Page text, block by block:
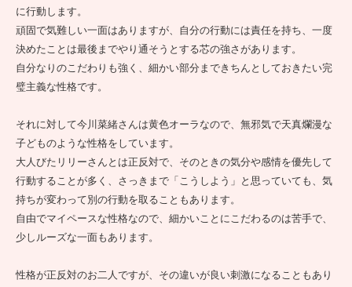
に行動します。
頑固で気難しい一面はありますが、自分の行動には責任を持ち、一度
決めたことは最後までやり通そうとする芯の強さがあります。
自分なりのこだわりも強く、細かい部分まできちんとしておきたい完
璧主義な性格です。
それに対して今川菜緒さんは黄色オーラなので、無邪気で天真爛漫な
子どものような性格をしています。
大人びたリリーさんとは正反対で、そのときの気分や感情を優先して
行動することが多く、さっきまで「こうしよう」と思っていても、気
持ちが変わって別の行動を取ることもあります。
自由でマイペースな性格なので、細かいことにこだわるのは苦手で、
少しルーズな一面もあります。
性格が正反対のお二人ですが、その違いが良い刺激になることもあり